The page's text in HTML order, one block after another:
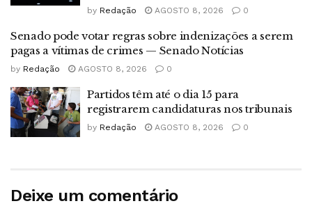
by Redação AGOSTO 8, 2026 0
Senado pode votar regras sobre indenizações a serem
pagas a vítimas de crimes — Senado Notícias
by Redação AGOSTO 8, 2026 0
Partidos têm até o dia 15 para
registrarem candidaturas nos tribunais
by Redação AGOSTO 8, 2026 0
Deixe um comentário